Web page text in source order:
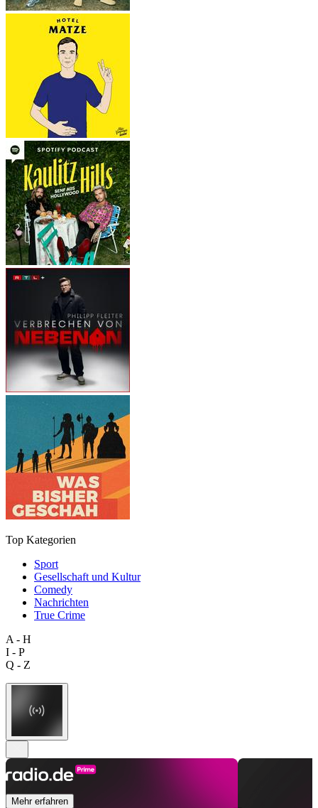
Top Kategorien
Sport
Gesellschaft und Kultur
Comedy
Nachrichten
True Crime
A - H
I - P
Q - Z
Mehr erfahren